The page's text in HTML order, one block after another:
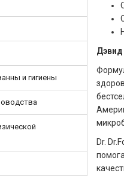
и гигиены
Dr.